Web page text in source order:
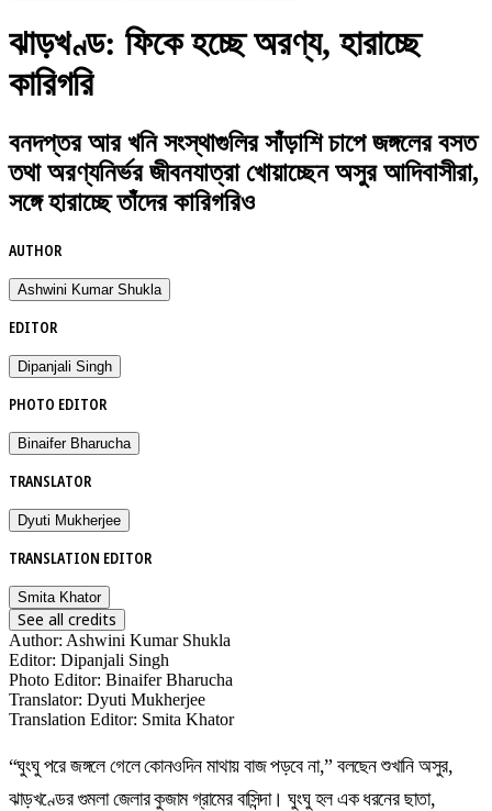
ঝাড়খণ্ড: ফিকে হচ্ছে অরণ্য, হারাচ্ছে
কারিগরি
বনদপ্তর আর খনি সংস্থাগুলির সাঁড়াশি চাপে জঙ্গলের বসত
তথা অরণ্যনির্ভর জীবনযাত্রা খোয়াচ্ছেন অসুর আদিবাসীরা,
সঙ্গে হারাচ্ছে তাঁদের কারিগরিও
AUTHOR
Ashwini Kumar Shukla
EDITOR
Dipanjali Singh
PHOTO EDITOR
Binaifer Bharucha
TRANSLATOR
Dyuti Mukherjee
TRANSLATION EDITOR
Smita Khator
See all credits
Author: Ashwini Kumar Shukla
Editor: Dipanjali Singh
Photo Editor: Binaifer Bharucha
Translator: Dyuti Mukherjee
Translation Editor: Smita Khator
“ঘুংঘু পরে জঙ্গলে গেলে কোনওদিন মাথায় বাজ পড়বে না,” বলছেন শুখানি অসুর,
ঝাড়খণ্ডের গুমলা জেলার কুজাম গ্রামের বাসিন্দা। ঘুংঘু হল এক ধরনের ছাতা,